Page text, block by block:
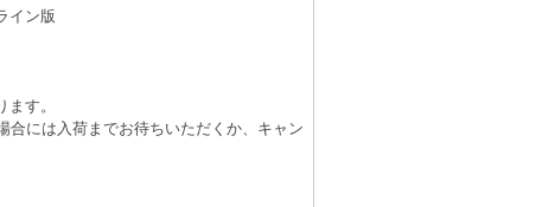
イン版
す。
合には入荷までお待ちいただくか、キャン